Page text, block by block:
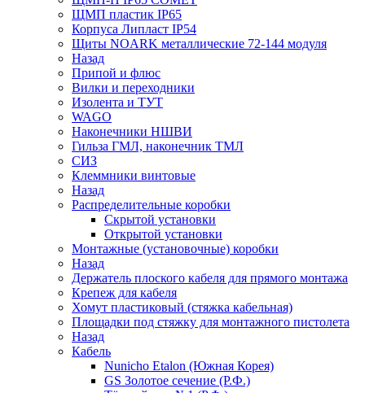
ЩМП пластик IP65
Корпуса Липласт IP54
Щиты NOARK металлические 72-144 модуля
Назад
Припой и флюс
Вилки и переходники
Изолента и ТУТ
WAGO
Наконечники НШВИ
Гильза ГМЛ, наконечник ТМЛ
СИЗ
Клеммники винтовые
Назад
Распределительные коробки
Скрытой установки
Открытой установки
Монтажные (установочные) коробки
Назад
Держатель плоского кабеля для прямого монтажа
Крепеж для кабеля
Хомут пластиковый (стяжка кабельная)
Площадки под стяжку для монтажного пистолета
Назад
Кабель
Nunicho Etalon (Южная Корея)
GS Золотое сечение (Р.Ф.)